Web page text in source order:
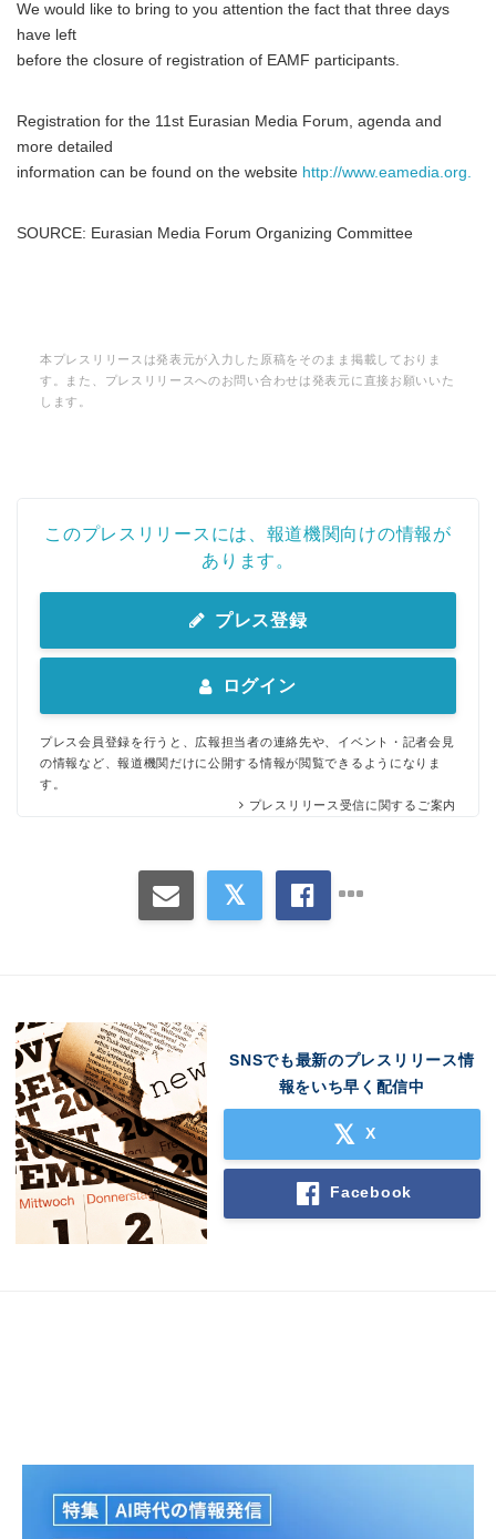
We would like to bring to you attention the fact that three days
have left
before the closure of registration of EAMF participants.
Registration for the 11st Eurasian Media Forum, agenda and
more detailed
information can be found on the website http://www.eamedia.org.
SOURCE: Eurasian Media Forum Organizing Committee
本プレスリリースは発表元が入力した原稿をそのまま掲載しておりま
す。また、プレスリリースへのお問い合わせは発表元に直接お願いいた
します。
このプレスリリースには、報道機関向けの情報が
あります。
プレス登録
ログイン
プレス会員登録を行うと、広報担当者の連絡先や、イベント・記者会見
の情報など、報道機関だけに公開する情報が閲覧できるようになりま
す。
プレスリリース受信に関するご案内
SNSでも最新のプレスリリース情
報をいち早く配信中
X
Facebook